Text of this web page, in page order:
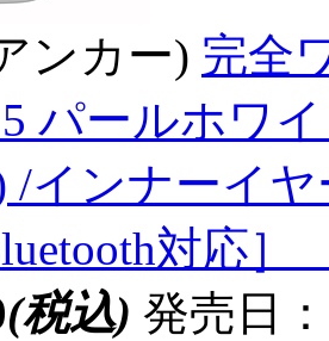
ンカー) 完全
パールホワ
/インナーイ
対応］
(税込) 発売日